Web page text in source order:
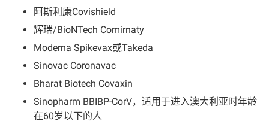
阿斯利康Covishield
辉瑞/BioNTech Comirnaty
Moderna Spikevax或Takeda
Sinovac Coronavac
Bharat Biotech Covaxin
Sinopharm BBIBP-CorV，适用于进入澳大利亚时年龄
在60岁以下的人